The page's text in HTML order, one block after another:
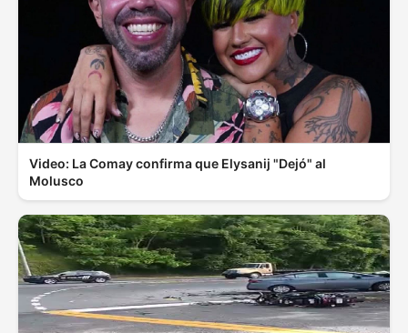
Video: La Comay confirma que Elysanij "Dejó" al
Molusco